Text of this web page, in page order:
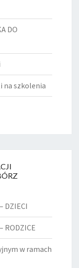
DO
na szkolenia
DZIECI
RODZICE
w ramach